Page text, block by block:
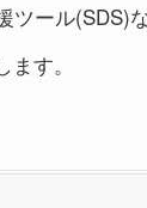
ツール(SDS)
す。